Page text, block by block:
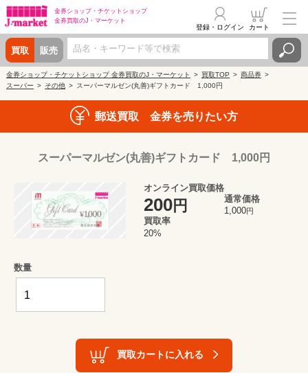
金券ショップ・ チケットショップ
金券買取のJ・マーケット
買取 販売
登録・ログイン カート
金券ショップ・チケットショップ 金券買取のJ・マーケット 買取TOP
商品券
スーパー
その他 スーパーマルゼン(丸善)ギフトカード 1,000円
郵送買取 金券を売りたい方
スーパーマルゼン(丸善)ギフトカード 1,000円
オンライン買取価格
200円
通常価格
1,000円
買取率
20%
数量
買取カートに入れる